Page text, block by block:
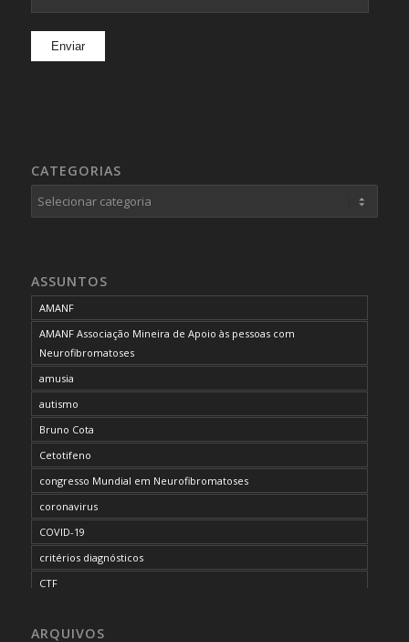
CATEGORIAS
Categorias
ASSUNTOS
AMANF
AMANF Associação Mineira de Apoio às pessoas com
Neurofibromatoses
amusia
autismo
Bruno Cota
Cetotifeno
congresso Mundial em Neurofibromatoses
coronavirus
COVID-19
critérios diagnósticos
CTF
desordem do processamento auditivo
ARQUIVOS